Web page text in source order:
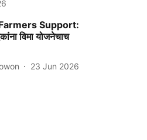
Support:
विमा योजनेचाच
23 Jun 2026